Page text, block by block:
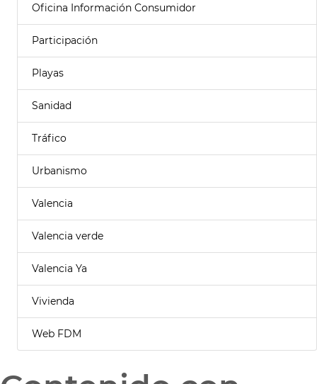
Oficina Información Consumidor
Participación
Playas
Sanidad
Tráfico
Urbanismo
Valencia
Valencia verde
Valencia Ya
Vivienda
Web FDM